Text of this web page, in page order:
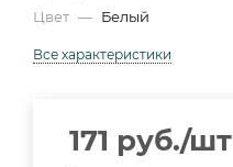
Цвет — Белый
Все характеристики
171 руб./шт